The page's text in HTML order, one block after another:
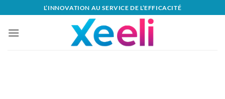
au
contenu
L’INNOVATION AU SERVICE DE L’EFFICACITÉ